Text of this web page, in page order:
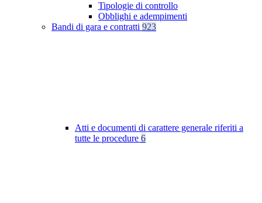
Tipologie di controllo
Obblighi e adempimenti
Bandi di gara e contratti 923
Atti e documenti di carattere generale riferiti a
tutte le procedure 6